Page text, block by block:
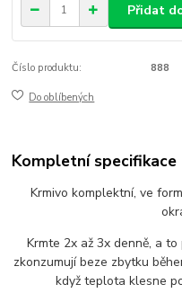
Přidat
Číslo produktu: 888
Do oblíbených
Kompletní specifikace
Krmivo komplektní, ve
Krmte 2x až 3x denně, a
zkonzumují beze zbytku
když teplota klesne